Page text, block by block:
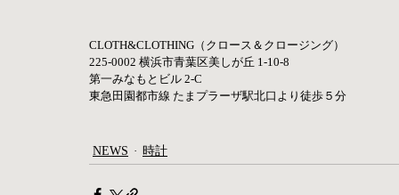
CLOTH&CLOTHING（クロース＆クロージング）
225-0002 横浜市青葉区美しが丘 1-10-8
第一みなもとビル 2-C
東急田園都市線 たまプラーザ駅北口より徒歩５分
NEWS 時計